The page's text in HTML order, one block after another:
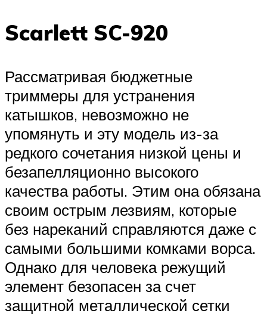
Scarlett SC-920
Рассматривая бюджетные
триммеры для устранения
катышков, невозможно не
упомянуть и эту модель из-за
редкого сочетания низкой цены и
безапелляционно высокого
качества работы. Этим она обязана
своим острым лезвиям, которые
без нареканий справляются даже с
самыми большими комками ворса.
Однако для человека режущий
элемент безопасен за счет
защитной металлической сетки